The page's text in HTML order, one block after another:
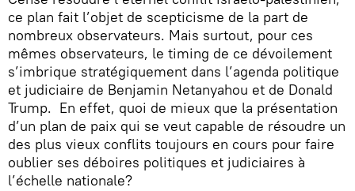
ce plan fait l’objet de scepticisme de la part de
nombreux observateurs. Mais surtout, pour ces
mêmes observateurs, le timing de ce dévoilement
s’imbrique stratégiquement dans l’agenda politique
et judiciaire de Benjamin Netanyahou et de Donald
Trump. En effet, quoi de mieux que la présentation
d’un plan de paix qui se veut capable de résoudre un
des plus vieux conflits toujours en cours pour faire
oublier ses déboires politiques et judiciaires à
l’échelle nationale?